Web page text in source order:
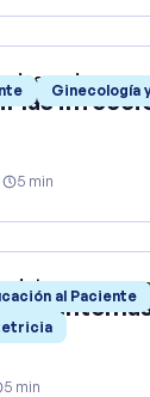
Ginecología
las
5 min
al Paciente
5 min